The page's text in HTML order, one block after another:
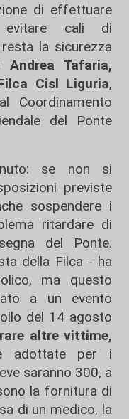
di effettuare
evitare cali di
la sicurezza
Andrea Tafaria,
Cisl Liguria,
Coordinamento
del Ponte
se non si
previste
sospendere i
ritardare di
del Ponte.
della Filca - ha
ma questo
a un evento
del 14 agosto
altre vittime,
adottate per i
saranno 300, a
la fornitura di
di un medico, la